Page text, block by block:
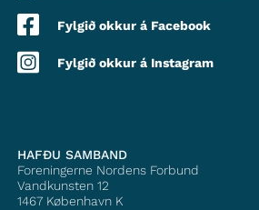
Fylgið okkur á Facebook
Fylgið okkur á Instagram
HAFÐU SAMBAND
Foreningerne Nordens Forbund
Vandkunsten 12
1467 København K